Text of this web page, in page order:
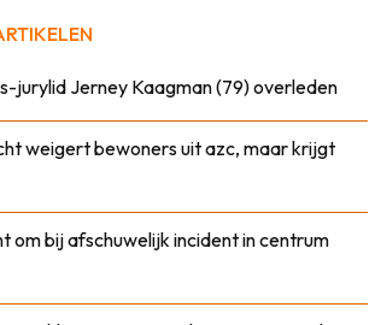
jurylid Jerney Kaagman (79) overleden
weigert bewoners uit azc, maar krijgt
om bij afschuwelijk incident in centrum